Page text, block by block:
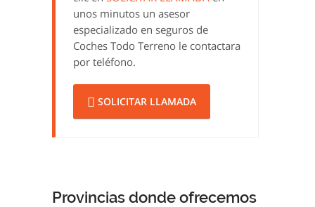
unos minutos un asesor
especializado en seguros de
Coches Todo Terreno le contactara
por teléfono.
SOLICITAR LLAMADA
Provincias donde ofrecemos